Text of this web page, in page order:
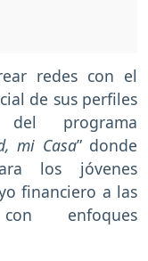
redes con el
de sus perfiles
programa
mi Casa” donde
los jóvenes
financiero a las
enfoques